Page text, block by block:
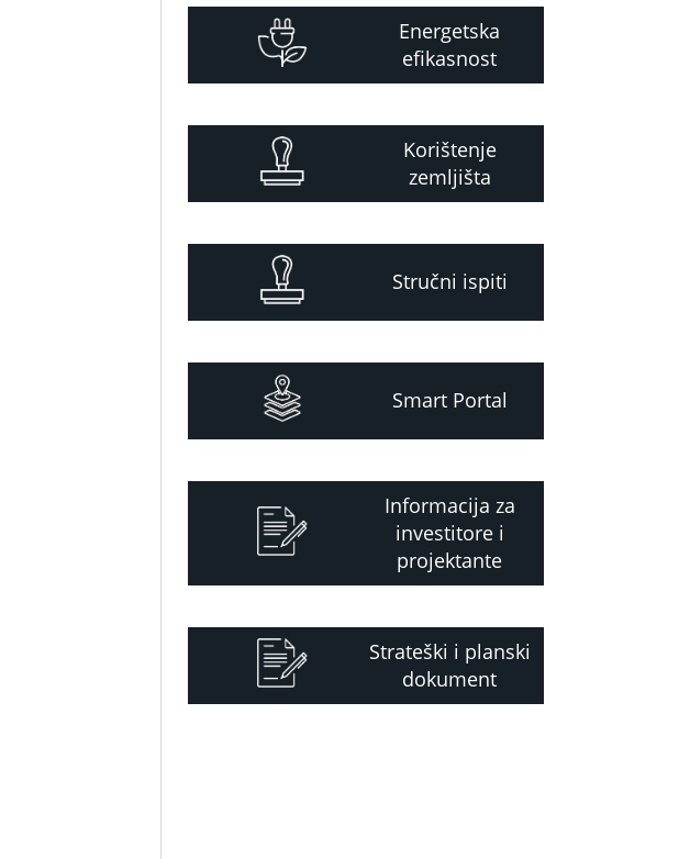
Energetska
efikasnost
Korištenje
zemljišta
Stručni ispiti
Smart Portal
Informacija za
investitore i
projektante
Strateški i planski
dokument